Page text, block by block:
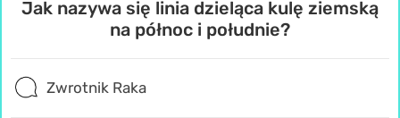
Jak nazywa się linia dzieląca kulę ziemską
na północ i południe?
Zwrotnik Raka